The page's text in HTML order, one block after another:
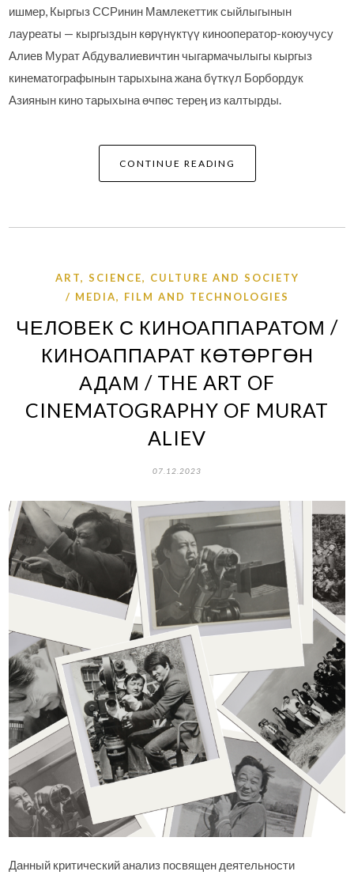
ишмер, Кыргыз ССРинин Мамлекеттик сыйлыгынын
лауреаты — кыргыздын көрүнүктүү кинооператор-коюучусу
Алиев Мурат Абдувалиевичтин чыгармачылыгы кыргыз
кинематографынын тарыхына жана бүткүл Борбордук
Азиянын кино тарыхына өчпөс тереӊ из калтырды.
CONTINUE READING
ART, SCIENCE, CULTURE AND SOCIETY
MEDIA, FILM AND TECHNOLOGIES
ЧЕЛОВЕК С КИНОАППАРАТОМ /
КИНОАППАРАТ КӨТӨРГӨН
АДАМ / THE ART OF
CINEMATOGRAPHY OF MURAT
ALIEV
07.12.2023
Данный критический анализ посвящен деятельности